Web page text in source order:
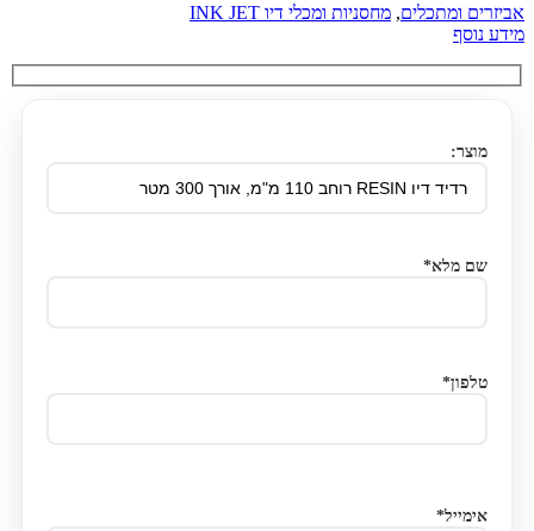
אביזרים ומתכלים, מחסניות ומכלי דיו INK JET
מידע נוסף
מוצר:
שם מלא*
טלפון*
אימייל*